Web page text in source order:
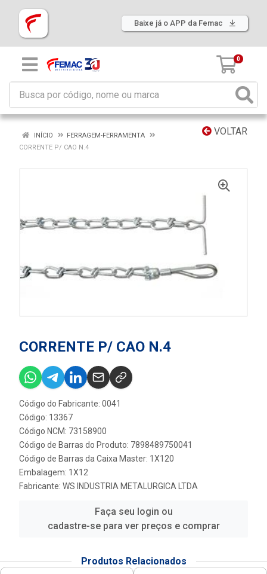
Baixe já o APP da Femac
0
VOLTAR
INÍCIO
FERRAGEM-FERRAMENTA
CORRENTE P/ CAO N.4
CORRENTE P/ CAO N.4
Código do Fabricante: 0041
Código: 13367
Código NCM: 73158900
Código de Barras do Produto: 7898489750041
Código de Barras da Caixa Master: 1X120
Embalagem: 1X12
Fabricante: WS INDUSTRIA METALURGICA LTDA
Faça seu login ou
cadastre-se para ver preços e comprar
Produtos Relacionados